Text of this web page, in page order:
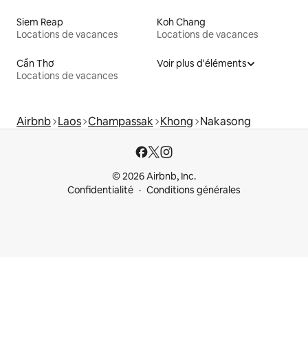
Siem Reap
Locations de vacances
Koh Chang
Locations de vacances
Cần Thơ
Locations de vacances
Voir plus d'éléments
Airbnb Laos Champassak Khong Nakasong
© 2026 Airbnb, Inc.
Confidentialité
Conditions générales